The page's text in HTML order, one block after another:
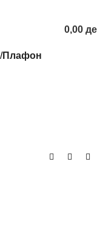
0,00
Плафон